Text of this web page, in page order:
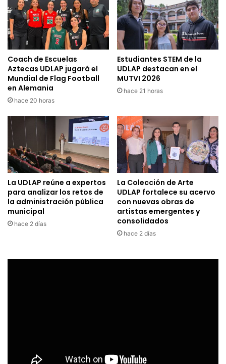
Coach de Escuelas
Aztecas UDLAP jugará el
Mundial de Flag Football
en Alemania
hace 20 horas
Estudiantes STEM de la
UDLAP destacan en el
MUTVI 2026
hace 21 horas
La UDLAP reúne a expertos
para analizar los retos de
la administración pública
municipal
hace 2 días
La Colección de Arte
UDLAP fortalece su acervo
con nuevas obras de
artistas emergentes y
consolidados
hace 2 días